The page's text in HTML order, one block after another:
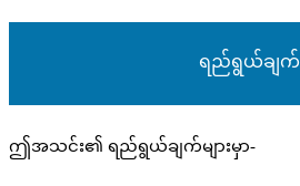
ရည်ရွယ်ချက်
ဤအသင်း၏ ရည်ရွယ်ချက်များမှာ-